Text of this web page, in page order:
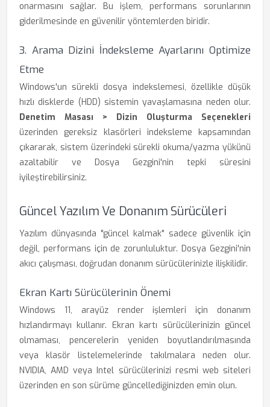
onarmasını sağlar. Bu işlem, performans sorunlarının
giderilmesinde en güvenilir yöntemlerden biridir.
3. Arama Dizini İndeksleme Ayarlarını Optimize
Etme
Windows'un sürekli dosya indekslemesi, özellikle düşük
hızlı disklerde (HDD) sistemin yavaşlamasına neden olur.
Denetim Masası > Dizin Oluşturma Seçenekleri
üzerinden gereksiz klasörleri indeksleme kapsamından
çıkararak, sistem üzerindeki sürekli okuma/yazma yükünü
azaltabilir ve Dosya Gezgini'nin tepki süresini
iyileştirebilirsiniz.
Güncel Yazılım Ve Donanım Sürücüleri
Yazılım dünyasında "güncel kalmak" sadece güvenlik için
değil, performans için de zorunluluktur. Dosya Gezgini'nin
akıcı çalışması, doğrudan donanım sürücülerinizle ilişkilidir.
Ekran Kartı Sürücülerinin Önemi
Windows 11, arayüz render işlemleri için donanım
hızlandırmayı kullanır. Ekran kartı sürücülerinizin güncel
olmaması, pencerelerin yeniden boyutlandırılmasında
veya klasör listelemelerinde takılmalara neden olur.
NVIDIA, AMD veya Intel sürücülerinizi resmi web siteleri
üzerinden en son sürüme güncellediğinizden emin olun.